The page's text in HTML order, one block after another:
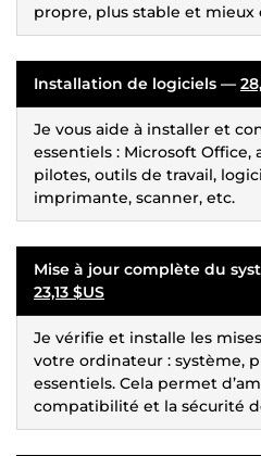
propre, plus stable et mieux
Installation de logiciels —
Je vous aide à installer et
essentiels : Microsoft Office,
pilotes, outils de travail,
imprimante, scanner, etc.
Mise à jour complète du
23,13 $US
Je vérifie et installe les
votre ordinateur : système,
essentiels. Cela permet
compatibilité et la sécurité